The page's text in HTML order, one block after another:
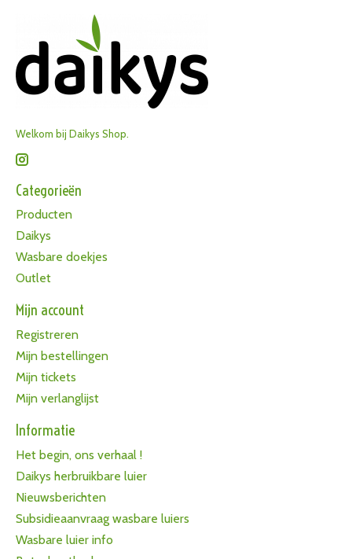
Welkom bij Daikys Shop.
Categorieën
Producten
Daikys
Wasbare doekjes
Outlet
Mijn account
Registreren
Mijn bestellingen
Mijn tickets
Mijn verlanglijst
Informatie
Het begin, ons verhaal !
Daikys herbruikbare luier
Nieuwsberichten
Subsidieaanvraag wasbare luiers
Wasbare luier info